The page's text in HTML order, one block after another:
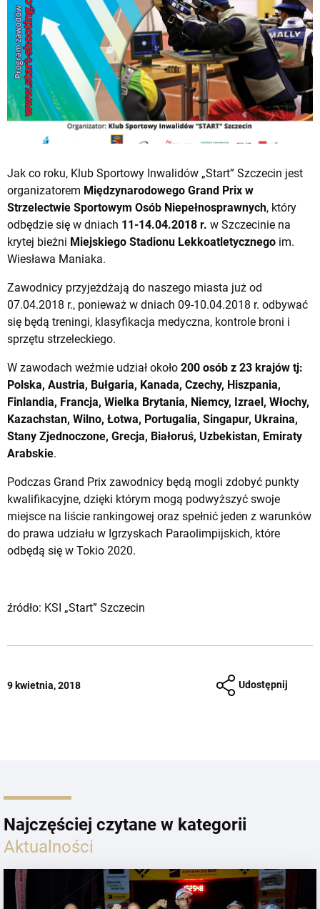
Jak co roku, Klub Sportowy Inwalidów „Start” Szczecin jest
organizatorem Międzynarodowego Grand Prix w
Strzelectwie Sportowym Osób Niepełnosprawnych, który
odbędzie się w dniach 11-14.04.2018 r. w Szczecinie na
krytej bieżni Miejskiego Stadionu Lekkoatletycznego im.
Wiesława Maniaka.
Zawodnicy przyjeżdżają do naszego miasta już od
07.04.2018 r., ponieważ w dniach 09-10.04.2018 r. odbywać
się będą treningi, klasyfikacja medyczna, kontrole broni i
sprzętu strzeleckiego.
W zawodach weźmie udział około 200 osób z 23 krajów tj:
Polska, Austria, Bułgaria, Kanada, Czechy, Hiszpania,
Finlandia, Francja, Wielka Brytania, Niemcy, Izrael, Włochy,
Kazachstan, Wilno, Łotwa, Portugalia, Singapur, Ukraina,
Stany Zjednoczone, Grecja, Białoruś, Uzbekistan, Emiraty
Arabskie.
Podczas Grand Prix zawodnicy będą mogli zdobyć punkty
kwalifikacyjne, dzięki którym mogą podwyższyć swoje
miejsce na liście rankingowej oraz spełnić jeden z warunków
do prawa udziału w Igrzyskach Paraolimpijskich, które
odbędą się w Tokio 2020.
źródło: KSI „Start” Szczecin
9 kwietnia, 2018 Udostępnij
Najczęściej czytane w kategorii
Aktualności